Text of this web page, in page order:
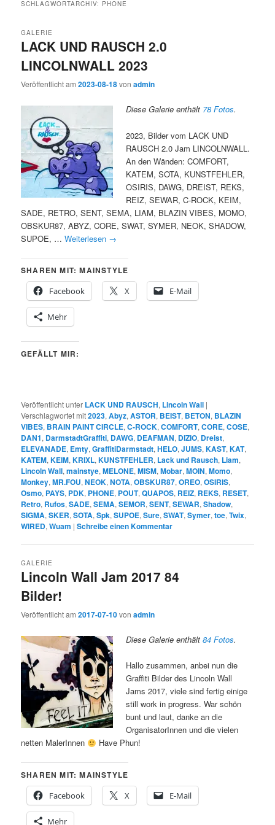
SCHLAGWORTARCHIV: PHONE
LACK UND RAUSCH 2.0
LINCOLNWALL 2023
GALERIE
Veröffentlicht am2023-08-18vonadmin
Diese Galerie enthält 78 Fotos.
2023, Bilder vom LACK UND
RAUSCH 2.0 Jam LINCOLNWALL.
An den Wänden: COMFORT,
KATEM, SOTA, KUNSTFEHLER,
OSIRIS, DAWG, DREIST, REKS,
REIZ, SEWAR, C-ROCK, KEIM,
SADE, RETRO, SENT, SEMA, LIAM, BLAZIN VIBES, MOMO,
OBSKUR87, ABYZ, CORE, SWAT, SYMER, NEOK, SHADOW,
SUPOE, …Weiterlesen →
SHAREN MIT: MAINSTYLE
Facebook
X E-Mail
Mehr
GEFÄLLT MIR:
Veröffentlicht unter LACK UND RAUSCH, Lincoln Wall |
Verschlagwortet mit2023,Abyz,ASTOR, BEIST, BETON, BLAZIN
VIBES, BRAIN PAINT CIRCLE,C-ROCK,COMFORT,CORE,COSE,
DAN1, DarmstadtGraffiti, DAWG, DEAFMAN, DIZIO, Dreist,
ELEVANADE, Emty,GraffitiDarmstadt,HELO,JUMS,KAST,KAT,
KATEM,KEIM,KRIXL,KUNSTFEHLER, Lack und Rausch, Liam,
Lincoln Wall,mainstye,MELONE,MISM,Mobar,MOIN,Momo,
Monkey,MR.FOU,NEOK,NOTA,OBSKUR87,OREO,OSIRIS,
Osmo, PAYS, PDK, PHONE, POUT,QUAPOS, REIZ, REKS, RESET,
Retro, Rufos,SADE,SEMA,SEMOR,SENT,SEWAR,Shadow,
SIGMA,SKER,SOTA,Spk,SUPOE,Sure,SWAT,Symer,toe,Twix,
WIRED,Wuam |Schreibe einen Kommentar
Lincoln Wall Jam 2017 84
Bilder!
GALERIE
Veröffentlicht am2017-07-10vonadmin
Diese Galerie enthält84 Fotos.
Hallo zusammen, anbei nun die
Graffiti Bilder des Lincoln Wall
Jams 2017, viele sind fertig einige
still work in progress. War schön
bunt und laut, danke an die
OrganisatorInnen und die vielen
netten MalerInnen
Have Phun!
SHAREN MIT: MAINSTYLE
Facebook
X E-Mail
Mehr